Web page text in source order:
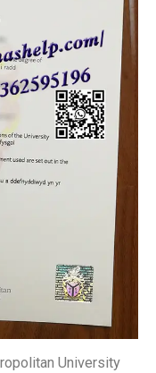
University